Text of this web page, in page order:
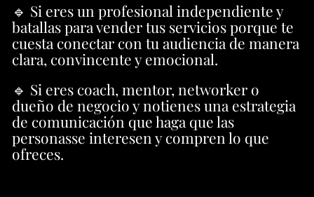
🔹 Si eres un profesional independiente y
batallas para vender tus servicios porque te
cuesta conectar con tu audiencia de manera
clara, convincente y emocional.
🔹 Si eres coach, mentor, networker o
dueño de negocio y notienes una estrategia
de comunicación que haga que las
personasse interesen y compren lo que
ofreces.